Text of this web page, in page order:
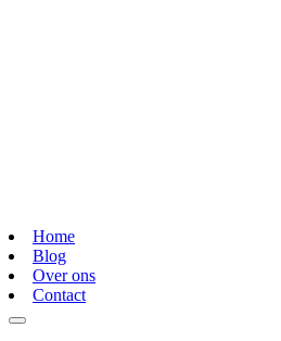
Home
Blog
Over ons
Contact